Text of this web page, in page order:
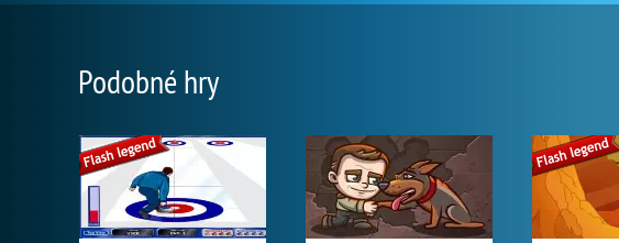
Podobné hry